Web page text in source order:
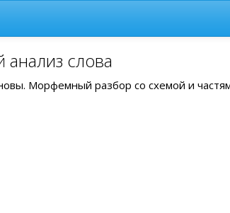
слова
Морфемный разбор со схемой и